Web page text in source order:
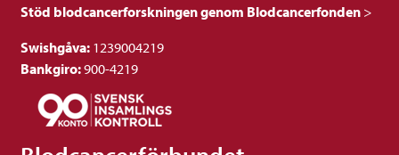
Stöd blodcancerforskningen genom Blodcancerfonden >
Swishgåva: 1239004219
Bankgiro:900-4219